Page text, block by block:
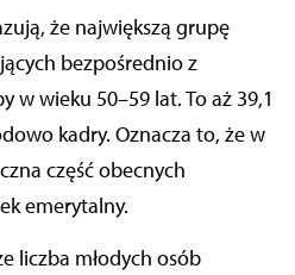
że największą grupę
bezpośrednio z
w wieku 50–59 lat. To aż 39,1
kadry. Oznacza to, że w
część obecnych
emerytalny.
liczba młodych osób